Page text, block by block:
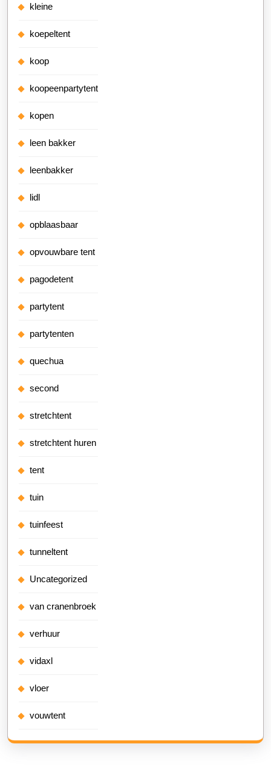
kleine
koepeltent
koop
koopeenpartytent
kopen
leen bakker
leenbakker
lidl
opblaasbaar
opvouwbare tent
pagodetent
partytent
partytenten
quechua
second
stretchtent
stretchtent huren
tent
tuin
tuinfeest
tunneltent
Uncategorized
van cranenbroek
verhuur
vidaxl
vloer
vouwtent